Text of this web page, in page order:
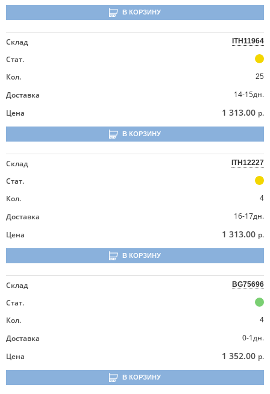
В КОРЗИНУ
Склад ITH11964
Стат.
Кол.
25
Доставка
14-15дн.
Цена
1 313.00 р.
В КОРЗИНУ
Склад ITH12227
Стат.
Кол.
4
Доставка
16-17дн.
Цена
1 313.00 р.
В КОРЗИНУ
Склад BG75696
Стат.
Кол.
4
Доставка
0-1дн.
Цена
1 352.00 р.
В КОРЗИНУ